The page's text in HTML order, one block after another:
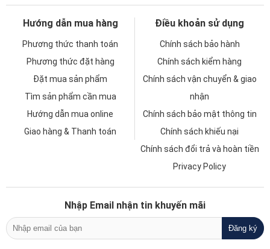
Hướng dẫn mua hàng
Phương thức thanh toán
Phương thức đặt hàng
Đặt mua sản phẩm
Tìm sản phẩm cần mua
Hướng dẫn mua online
Giao hàng & Thanh toán
Điều khoản sử dụng
Chính sách bảo hành
Chính sách kiểm hàng
Chính sách vận chuyển & giao
nhận
Chính sách bảo mật thông tin
Chính sách khiếu nại
Chính sách đổi trả và hoàn tiền
Privacy Policy
Nhập Email nhận tin khuyến mãi